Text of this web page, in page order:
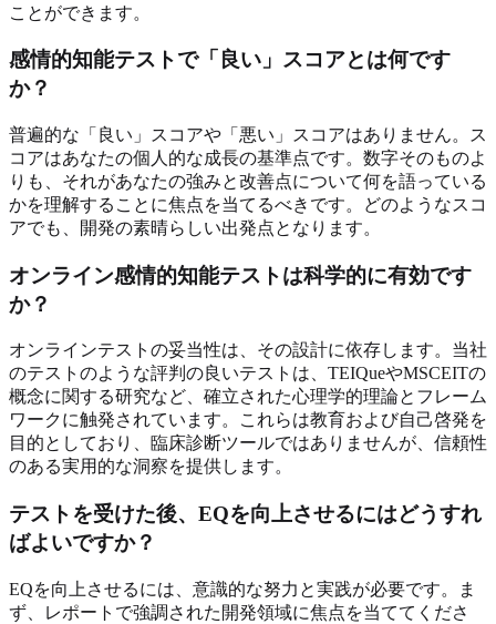
ことができます。
感情的知能テストで「良い」スコアとは何です
か？
普遍的な「良い」スコアや「悪い」スコアはありません。ス
コアはあなたの個人的な成長の基準点です。数字そのものよ
りも、それがあなたの強みと改善点について何を語っている
かを理解することに焦点を当てるべきです。どのようなスコ
アでも、開発の素晴らしい出発点となります。
オンライン感情的知能テストは科学的に有効です
か？
オンラインテストの妥当性は、その設計に依存します。当社
のテストのような評判の良いテストは、TEIQueやMSCEITの
概念に関する研究など、確立された心理学的理論とフレーム
ワークに触発されています。これらは教育および自己啓発を
目的としており、臨床診断ツールではありませんが、信頼性
のある実用的な洞察を提供します。
テストを受けた後、EQを向上させるにはどうすれ
ばよいですか？
EQを向上させるには、意識的な努力と実践が必要です。ま
ず、レポートで強調された開発領域に焦点を当ててくださ